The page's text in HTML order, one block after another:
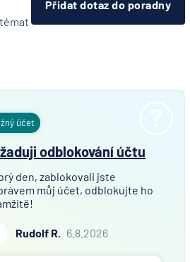
Přidat dotaz do poradny
účet
odblokování účtu
den, zablokovali jste
můj účet, odblokujte ho
Rudolf R. 6.8.2026